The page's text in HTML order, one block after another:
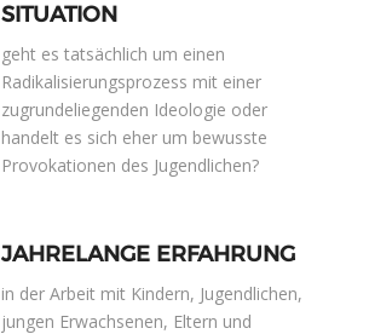
SITUATION
geht es tatsächlich um einen
Radikalisierungsprozess mit einer
zugrundeliegenden Ideologie oder
handelt es sich eher um bewusste
Provokationen des Jugendlichen?
JAHRELANGE ERFAHRUNG
in der Arbeit mit Kindern, Jugendlichen,
jungen Erwachsenen, Eltern und